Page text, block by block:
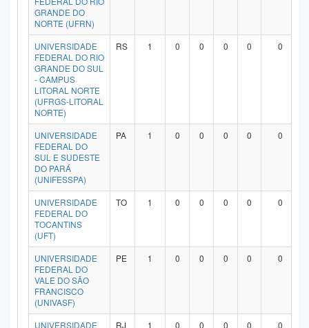
GRANDE DO
NORTE (UFRN)
UNIVERSIDADE
FEDERAL DO RIO
GRANDE DO SUL
- CAMPUS
LITORAL NORTE
(UFRGS-LITORAL
NORTE)
RS 1 0 0 0 0 0
UNIVERSIDADE
FEDERAL DO
SUL E SUDESTE
DO PARÁ
(UNIFESSPA)
PA 1 0 0 0 0 0
UNIVERSIDADE
FEDERAL DO
TOCANTINS
(UFT)
TO 1 0 0 0 0 0
UNIVERSIDADE
FEDERAL DO
VALE DO SÃO
FRANCISCO
(UNIVASF)
PE 1 0 0 0 0 0
UNIVERSIDADE
RJ 1 0 0 0 0 0